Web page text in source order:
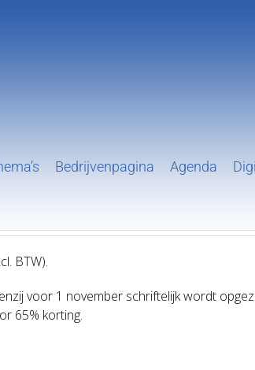
Bedrijvenpagina Agenda
BTW).
voor 1 november schriftelijk wordt
65% korting.